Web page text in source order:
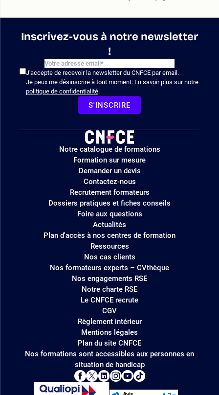
Inscrivez-vous à notre newsletter
!
J'accepte de recevoir la newsletter du CNFCE par email.
Je peux me désinscrire à tout moment. En savoir plus sur notre
politique de confidentialité.
S'INSCRIRE
Logo
site
Notre catalogue de formations
Formation sur mesure
Demander un devis
Contactez-nous
Recrutement formateurs
Dossiers pratiques et fiches conseils
Foire aux questions
Actualités
Plan d'accès à nos centres de formation
Ressources
Nos cas clients
Nos formateurs experts – CVthèque
Nos engagements RSE
Notre charte RSE
Le CNFCE recrute
CGV
Règlement intérieur
Mentions légales
Plan du site CNFCE
Nos formations sont accessibles aux personnes en
situation de handicap